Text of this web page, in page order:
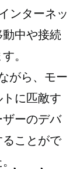
ンターネッ
動中や接続
。
がら、モー
に匹敵す
ーのデバ
ことがで